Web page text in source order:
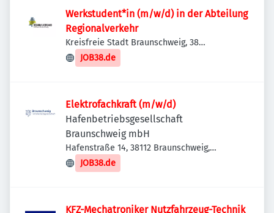
Werkstudent*in (m/w/d) in der Abteilung
Regionalverkehr
Kreisfreie Stadt Braunschweig, 38
Braunschweig, Deutschland
JOB38.de
Elektrofachkraft (m/w/d)
Hafenbetriebsgesellschaft
Braunschweig mbH
Hafenstraße 14, 38112 Braunschweig,
Deutschland
JOB38.de
KFZ-Mechatroniker Nutzfahrzeug-Technik